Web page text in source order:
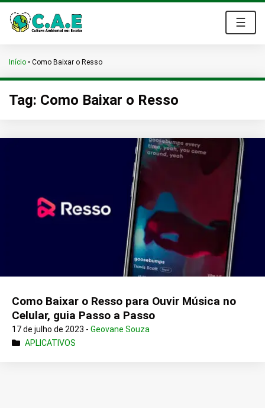
☰
Início • Como Baixar o Resso
Tag: Como Baixar o Resso
Como Baixar o Resso para Ouvir Música no
Celular, guia Passo a Passo
17 de julho de 2023 - Geovane Souza
APLICATIVOS